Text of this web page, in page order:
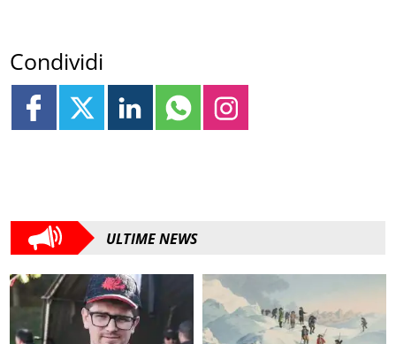
Condividi
ULTIME NEWS